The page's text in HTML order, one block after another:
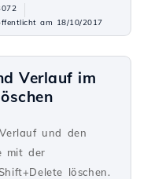
am 18/10/2017
Verlauf im
und den
mit der
löschen.